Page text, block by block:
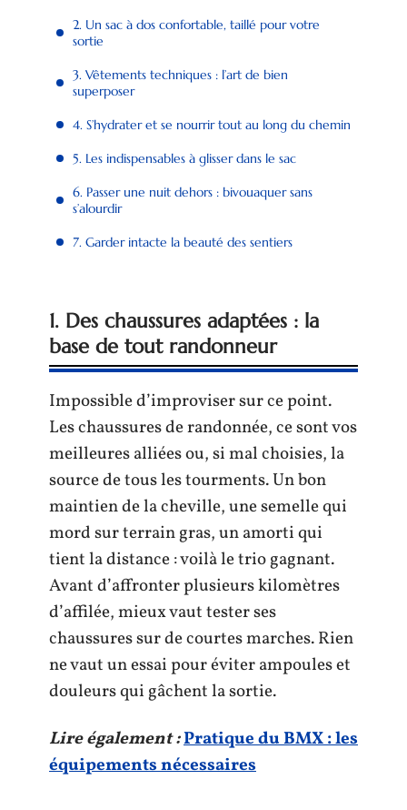
2. Un sac à dos confortable, taillé pour votre
sortie
3. Vêtements techniques : l’art de bien
superposer
4. S’hydrater et se nourrir tout au long du chemin
5. Les indispensables à glisser dans le sac
6. Passer une nuit dehors : bivouaquer sans
s’alourdir
7. Garder intacte la beauté des sentiers
1. Des chaussures adaptées : la
base de tout randonneur
Impossible d’improviser sur ce point.
Les chaussures de randonnée, ce sont vos
meilleures alliées ou, si mal choisies, la
source de tous les tourments. Un bon
maintien de la cheville, une semelle qui
mord sur terrain gras, un amorti qui
tient la distance : voilà le trio gagnant.
Avant d’affronter plusieurs kilomètres
d’affilée, mieux vaut tester ses
chaussures sur de courtes marches. Rien
ne vaut un essai pour éviter ampoules et
douleurs qui gâchent la sortie.
Lire également :Pratique du BMX : les
équipements nécessaires